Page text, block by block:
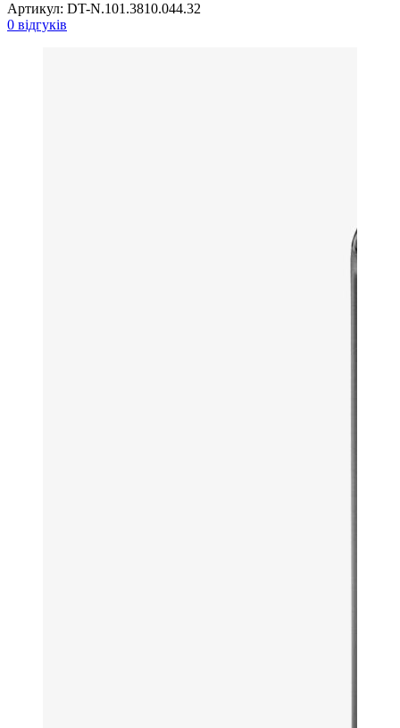
Артикул: DT-N.101.3810.044.32
0 відгуків